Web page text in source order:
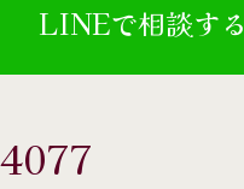
LINEで相談する